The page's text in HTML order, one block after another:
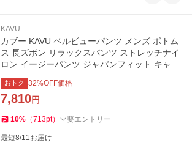
KAVU
カブー KAVU ベルビューパンツ メンズ ボトム
ス 長ズボン リラックスパンツ ストレッチナイ
ロン イージーパンツ ジャパンフィット キャン
プ アウトドア
おトク 32%OFF価格
7,810円
10% （713pt） 要エントリー
最短8/11お届け